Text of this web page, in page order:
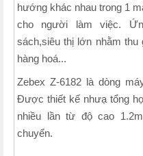
hướng khác nhau trong 1
cho người làm việc.
sách,siêu thị lớn nhằm thu
hàng hoá...
Zebex Z-6182 là dòng
Được thiết kế nhưạ tổng
nhiều lần từ độ cao
chuyển.